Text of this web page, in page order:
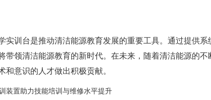
训台是推动清洁能源教育发展的重要工具。通过提供系
带领清洁能源教育的新时代。在未来，随着清洁能源的
和意识的人才做出积极贡献。
装置助力技能培训与维修水平提升